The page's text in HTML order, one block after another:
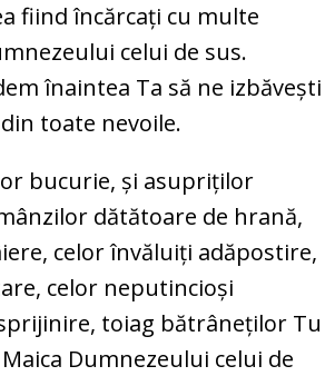
fiind încărcaţi cu multe
celui de sus.
înaintea Ta să ne izbăveşti
toate nevoile.
bucurie, şi asupriţilor
dătătoare de hrană,
celor învăluiţi adăpostire,
celor neputincioşi
toiag bătrâneţilor Tu
Dumnezeului celui de